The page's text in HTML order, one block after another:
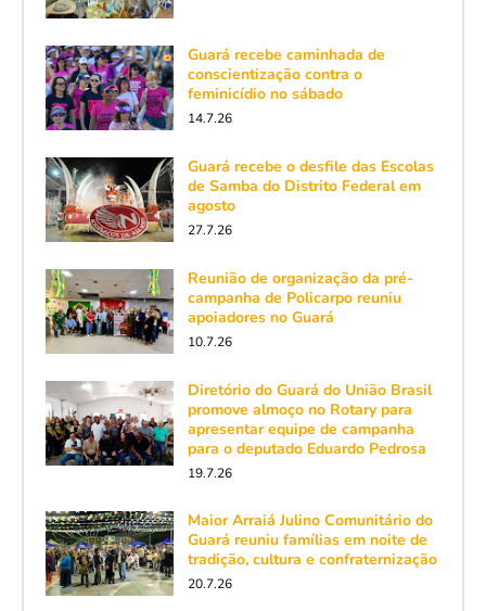
Guará recebe caminhada de
conscientização contra o
feminicídio no sábado
14.7.26
Guará recebe o desfile das Escolas
de Samba do Distrito Federal em
agosto
27.7.26
Reunião de organização da pré-
campanha de Policarpo reuniu
apoiadores no Guará
10.7.26
Diretório do Guará do União Brasil
promove almoço no Rotary para
apresentar equipe de campanha
para o deputado Eduardo Pedrosa
19.7.26
Maior Arraiá Julino Comunitário do
Guará reuniu famílias em noite de
tradição, cultura e confraternização
20.7.26